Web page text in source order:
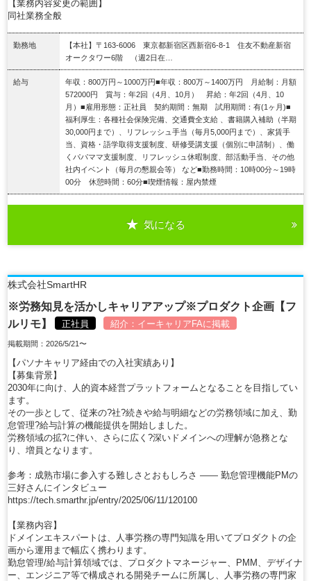
【業務内容変更の範囲】
同社業務全般
勤務地
【本社】〒163-6006 東京都新宿区西新宿6-8-1 住友不動産新宿
オークタワー6階 （週2日在…
給与
年収：800万円～1000万円■年収：800万～1400万円 月給制：月額
572000円 賞与：年2回（4月、10月） 昇給：年2回（4月、10
月）■雇用形態：正社員 契約期間：無期 試用期間：有(1ヶ月)■
福利厚生：各種社会保険完備、交通費全支給 、書籍購入補助（半期
30,000円まで）、リフレッシュ手当（毎月5,000円まで）、家賃手
当、資格・語学取得支援制度、研修受講支援（個別に申請制）、働
くパパママ支援制度、リフレッシュ休暇制度、部活動手当、その他
社内イベント（毎月の懇親会等） など■勤務時間：10時00分～19時
00分 休憩時間：60分■喫煙情報：屋内禁煙
気になる
株式会社SmartHR
※労務知見を活かしキャリアアップ※プロダクト企画【フ
ルリモ】
正社員 紹介： イーキャリアFAに掲載
掲載期間：2026/5/21〜
【パソナキャリア経由での入社実績あり】
【募集背景】
2030年に向け、人的資本経営プラットフォームとなることを目指してい
ます。
その一歩として、従来の?社?続きや給与明細などの労務領域に加え、勤
怠管理?給与計算の機能提供を開始しました。
労務領域の拡?に伴い、さらに広く?深いドメインへの理解が急務とな
り、増員となります。
参考：成熟市場に参入する難しさとおもしろさ ―― 勤怠管理機能PMの
三好さんにインタビュー
https://tech.smarthr.jp/entry/2025/06/11/120100
【業務内容】
ドメインエキスパートは、人事労務の専門知識を用いてプロダクトの企
画から運用まで幅広く携わります。
勤怠管理/給与計算領域では、プロダクトマネージャー、PMM、デザイナ
ー、エンジニア等で構成される開発チームに所属し、人事労務の専門家